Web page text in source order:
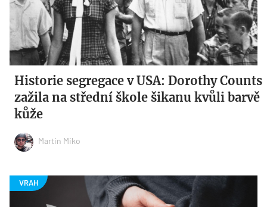
Historie segregace v USA: Dorothy Counts
zažila na střední škole šikanu kvůli barvě
kůže
Martin Miko